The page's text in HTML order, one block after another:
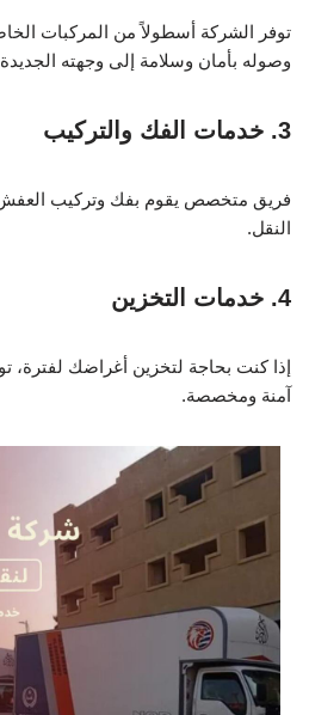
توفر الشركة أسطولاً من المركبات
وصوله بأمان وسلامة إلى وجهته
3. خدمات الفك والتركيب
فريق متخصص يقوم بفك وتركيب العفش
النقل.
4. خدمات التخزين
إذا كنت بحاجة لتخزين أغراضك لفترة،
آمنة ومخصصة.